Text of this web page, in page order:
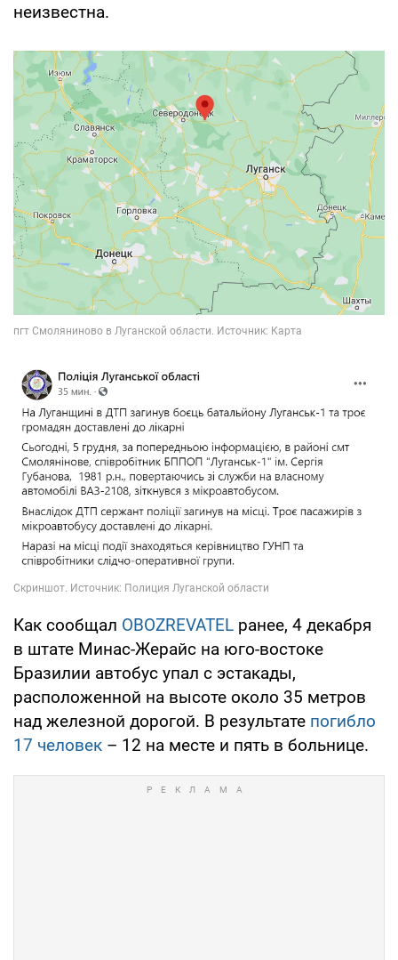
неизвестна.
Как сообщал OBOZREVATEL ранее, 4 декабря
в штате Минас-Жерайс на юго-востоке
Бразилии автобус упал с эстакады,
расположенной на высоте около 35 метров
над железной дорогой. В результате погибло
17 человек – 12 на месте и пять в больнице.